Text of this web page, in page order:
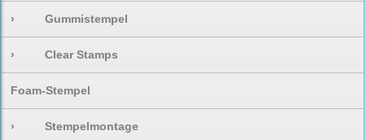
› Gummistempel
› Clear Stamps
Foam-Stempel
› Stempelmontage